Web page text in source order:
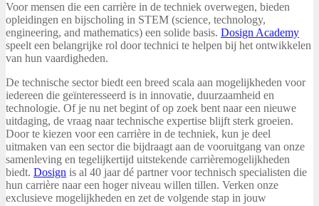
Voor mensen die een carrière in de techniek overwegen, bieden
opleidingen en bijscholing in STEM (science, technology,
engineering, and mathematics) een solide basis. Dosign Academy
speelt een belangrijke rol door technici te helpen bij het ontwikkelen
van hun vaardigheden.
De technische sector biedt een breed scala aan mogelijkheden voor
iedereen die geïnteresseerd is in innovatie, duurzaamheid en
technologie. Of je nu net begint of op zoek bent naar een nieuwe
uitdaging, de vraag naar technische expertise blijft sterk groeien.
Door te kiezen voor een carrière in de techniek, kun je deel
uitmaken van een sector die bijdraagt aan de vooruitgang van onze
samenleving en tegelijkertijd uitstekende carrièremogelijkheden
biedt. Dosign is al 40 jaar dé partner voor technisch specialisten die
hun carrière naar een hoger niveau willen tillen. Verken onze
exclusieve mogelijkheden en zet de volgende stap in jouw